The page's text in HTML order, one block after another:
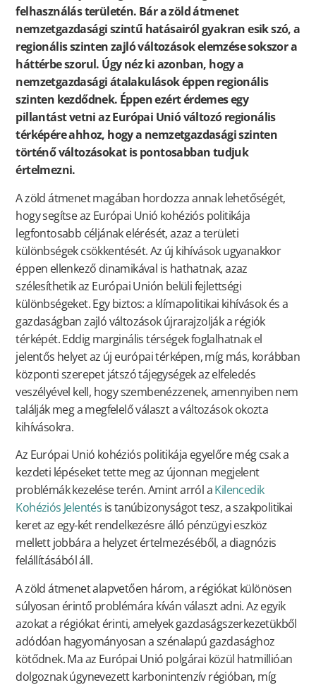
felhasználás területén. Bár a zöld átmenet
nemzetgazdasági szintű hatásairól gyakran esik szó, a
regionális szinten zajló változások elemzése sokszor a
háttérbe szorul. Úgy néz ki azonban, hogy a
nemzetgazdasági átalakulások éppen regionális
szinten kezdődnek. Éppen ezért érdemes egy
pillantást vetni az Európai Unió változó regionális
térképére ahhoz, hogy a nemzetgazdasági szinten
történő változásokat is pontosabban tudjuk
értelmezni.
A zöld átmenet magában hordozza annak lehetőségét,
hogy segítse az Európai Unió kohéziós politikája
legfontosabb céljának elérését, azaz a területi
különbségek csökkentését. Az új kihívások ugyanakkor
éppen ellenkező dinamikával is hathatnak, azaz
szélesíthetik az Európai Unión belüli fejlettségi
különbségeket. Egy biztos: a klímapolitikai kihívások és a
gazdaságban zajló változások újrarajzolják a régiók
térképét. Eddig marginális térségek foglalhatnak el
jelentős helyet az új európai térképen, míg más, korábban
központi szerepet játszó tájegységek az elfeledés
veszélyével kell, hogy szembenézzenek, amennyiben nem
találják meg a megfelelő választ a változások okozta
kihívásokra.
Az Európai Unió kohéziós politikája egyelőre még csak a
kezdeti lépéseket tette meg az újonnan megjelent
problémák kezelése terén. Amint arról aKilencedik
Kohéziós Jelentés is tanúbizonyságot tesz, a szakpolitikai
keret az egy-két rendelkezésre álló pénzügyi eszköz
mellett jobbára a helyzet értelmezéséből, a diagnózis
felállításából áll.
A zöld átmenet alapvetően három, a régiókat különösen
súlyosan érintő problémára kíván választ adni. Az egyik
azokat a régiókat érinti, amelyek gazdaságszerkezetükből
adódóan hagyományosan a szénalapú gazdasághoz
kötődnek. Ma az Európai Unió polgárai közül hatmillióan
dolgoznak úgynevezett karbonintenzív régióban, míg